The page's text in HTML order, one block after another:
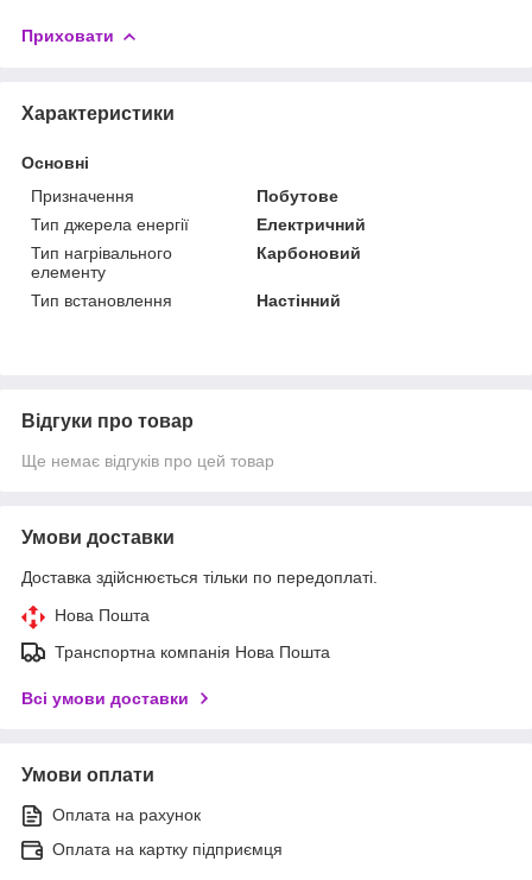
Приховати
Характеристики
Основні
Призначення
Побутове
Тип джерела енергії
Електричний
Тип нагрівального
елементу
Карбоновий
Тип встановлення Настінний
Відгуки про товар
Ще немає відгуків про цей товар
Умови доставки
Доставка здійснюється тільки по передоплаті.
Нова Пошта
Транспортна компанія Нова Пошта
Всі умови доставки
Умови оплати
Оплата на рахунок
Оплата на картку підприємця